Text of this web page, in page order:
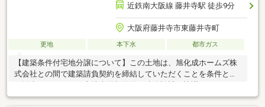
近鉄南大阪線 藤井寺駅 徒歩9分
大阪府藤井寺市東藤井寺町
更地 本下水 都市ガス
【建築条件付宅地分譲について】この土地は、旭化成ホームズ株
式会社との間で建築請負契約を締結していただくことを条件とし
て販売いたします。土地売買契約後、建築設計の協議をしていた
だきますが、土地売買契約後3カ月以内に建築請負契約が成立しな